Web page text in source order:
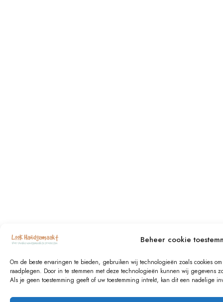
Beheer cookie
Om de beste ervaringen te bieden, gebruiken wij technologieën zoals cookies
raadplegen. Door in te stemmen met deze technologieën kunnen wij gegevens
Als je geen toestemming geeft of uw toestemming intrekt, kan dit een nadelige